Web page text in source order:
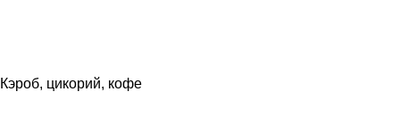
Кэроб, цикорий, кофе